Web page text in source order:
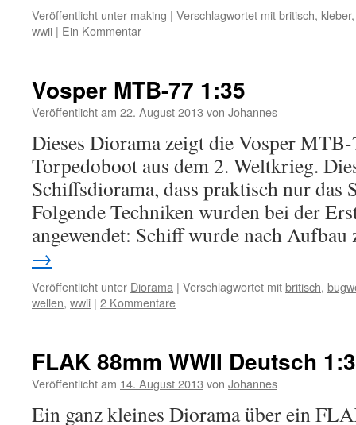
Veröffentlicht unter making | Verschlagwortet mitbritisch, kleber
wwii | Ein Kommentar
Vosper MTB-77 1:35
Veröffentlicht am 22. August 2013 von Johannes
Dieses Diorama zeigt die Vosper
Torpedoboot aus dem 2. Weltkrieg.
Schiffsdiorama, dass praktisch nur das
Folgende Techniken wurden bei der
angewendet: Schiff wurde nach
→
Veröffentlicht unter Diorama | Verschlagwortet mitbritisch,
wellen, wwii | 2 Kommentare
FLAK 88mm WWII Deutsch
Veröffentlicht am 14. August 2013 von Johannes
Ein ganz kleines Diorama über ein